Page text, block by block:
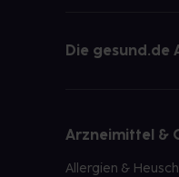
Die gesund.de
Arzneimittel &
Allergien &